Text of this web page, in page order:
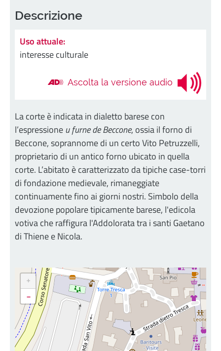
Descrizione
Uso attuale:
interesse culturale
Ascolta la versione audio
La corte è indicata in dialetto barese con
l’espressioneu furne de Beccone, ossia il forno di
Beccone, soprannome di un certo Vito Petruzzelli,
proprietario di un antico forno ubicato in quella
corte. L’abitato è caratterizzato da tipiche case-torri
di fondazione medievale, rimaneggiate
continuamente fino ai giorni nostri. Simbolo della
devozione popolare tipicamente barese, l'edicola
votiva che raffigura l'Addolorata tra i santi Gaetano
di Thiene e Nicola.
+
-